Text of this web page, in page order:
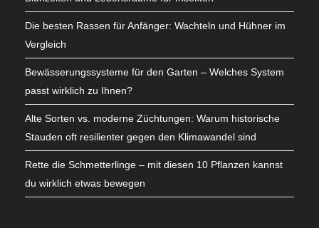
Die besten Rassen für Anfänger: Wachteln und Hühner im
Vergleich
Bewässerungssysteme für den Garten – Welches System
passt wirklich zu Ihnen?
Alte Sorten vs. moderne Züchtungen: Warum historische
Stauden oft resilienter gegen den Klimawandel sind
Rette die Schmetterlinge – mit diesen 10 Pflanzen kannst
du wirklich etwas bewegen